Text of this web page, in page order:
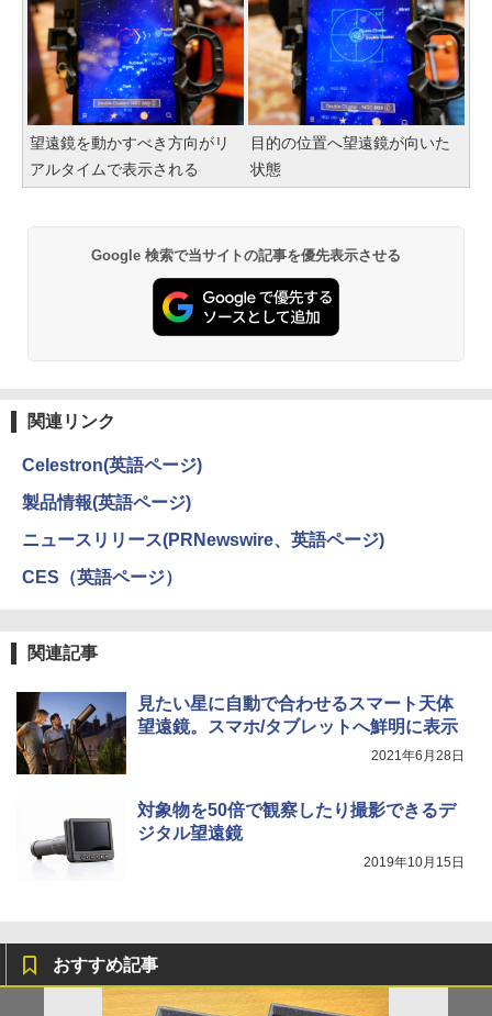
望遠鏡を動かすべき方向がリ
アルタイムで表示される
目的の位置へ望遠鏡が向いた
状態
Google 検索で当サイトの記事を優先表示させる
関連リンク
Celestron(英語ページ)
製品情報(英語ページ)
ニュースリリース(PRNewswire、英語ページ)
CES（英語ページ）
関連記事
見たい星に自動で合わせるスマート天体
望遠鏡。スマホ/タブレットへ鮮明に表示
2021年6月28日
対象物を50倍で観察したり撮影できるデ
ジタル望遠鏡
2019年10月15日
おすすめ記事